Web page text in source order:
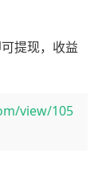
提现，收益
view/105